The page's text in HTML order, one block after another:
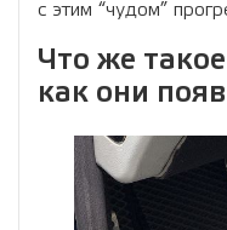
с этим “чудом”
Что же
как они